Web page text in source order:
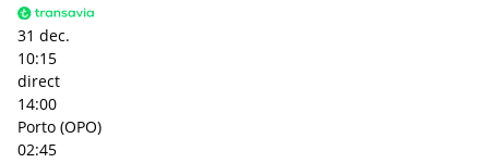
31 dec.
10:15
direct
14:00
Porto (OPO)
02:45